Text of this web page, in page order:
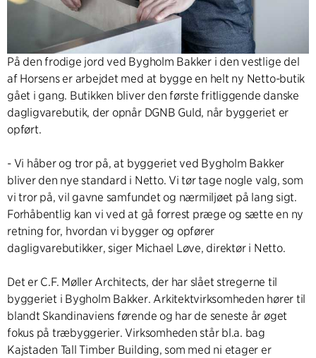
På den frodige jord ved Bygholm Bakker i den vestlige del
af Horsens er arbejdet med at bygge en helt ny Netto-butik
gået i gang. Butikken bliver den første fritliggende danske
dagligvarebutik, der opnår DGNB Guld, når byggeriet er
opført.
- Vi håber og tror på, at byggeriet ved Bygholm Bakker
bliver den nye standard i Netto. Vi tør tage nogle valg, som
vi tror på, vil gavne samfundet og nærmiljøet på lang sigt.
Forhåbentlig kan vi ved at gå forrest præge og sætte en ny
retning for, hvordan vi bygger og opfører
dagligvarebutikker, siger Michael Løve, direktør i Netto.
Det er C.F. Møller Architects, der har slået stregerne til
byggeriet i Bygholm Bakker. Arkitektvirksomheden hører til
blandt Skandinaviens førende og har de seneste år øget
fokus på træbyggerier. Virksomheden står bl.a. bag
Kajstaden Tall Timber Building, som med ni etager er